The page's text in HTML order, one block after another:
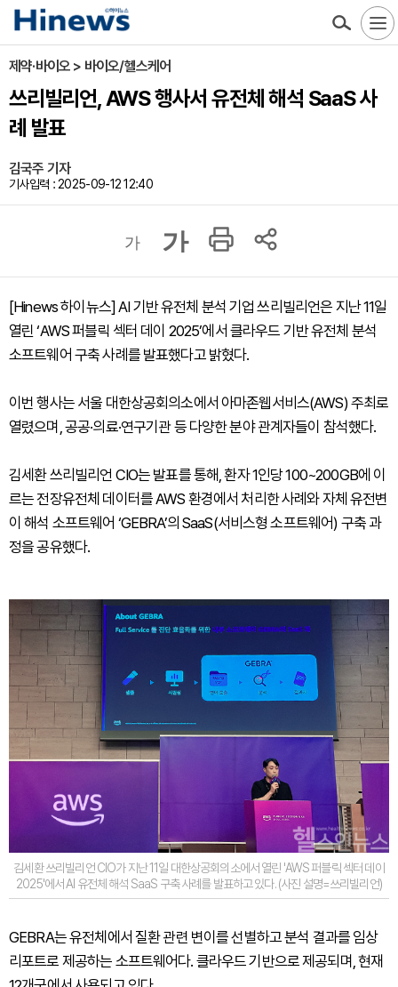
제약·바이오 > 바이오/헬스케어
쓰리빌리언, AWS 행사서 유전체 해석 SaaS 사
례 발표
김국주 기자
기사입력 : 2025-09-12 12:40
가 가
[Hinews 하이뉴스] AI 기반 유전체 분석 기업 쓰리빌리언은 지난 11일
열린 ‘AWS 퍼블릭 섹터 데이 2025’에서 클라우드 기반 유전체 분석
소프트웨어 구축 사례를 발표했다고 밝혔다.
이번 행사는 서울 대한상공회의소에서 아마존웹서비스(AWS) 주최로
열렸으며, 공공·의료·연구기관 등 다양한 분야 관계자들이 참석했다.
김세환 쓰리빌리언 CIO는 발표를 통해, 환자 1인당 100~200GB에 이
르는 전장유전체 데이터를 AWS 환경에서 처리한 사례와 자체 유전변
이 해석 소프트웨어 ‘GEBRA’의 SaaS(서비스형 소프트웨어) 구축 과
정을 공유했다.
김세환 쓰리빌리언 CIO가 지난 11일 대한상공회의소에서 열린 'AWS 퍼블릭 섹터 데이
2025'에서 AI 유전체 해석 SaaS 구축 사례를 발표하고 있다. (사진 설명=쓰리빌리언)
GEBRA는 유전체에서 질환 관련 변이를 선별하고 분석 결과를 임상
리포트로 제공하는 소프트웨어다. 클라우드 기반으로 제공되며, 현재